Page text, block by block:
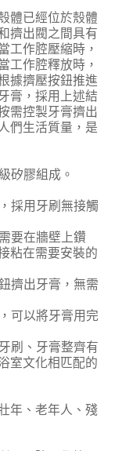
體已經位於殼體
擠出閥之間具有
工作腔壓縮時，
工作腔釋放時，
據擠壓按鈕推進
膏，採用上述結
需控製牙膏擠出
們生活質量，是
矽膠組成。
採用牙刷無接觸
要在牆壁上鑽
粘在需要安裝的
擠出牙膏，無需
可以將牙膏用完
刷、牙膏整齊有
室文化相匹配的
年、老年人、殘